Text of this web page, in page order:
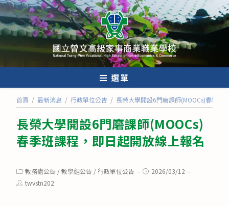
跳
轉
至
內
選單
首頁 / 最新消息 / 行政單位公告 / 長榮大學開設6門磨課師(MOOCs)春季班
長榮大學開設6門磨課師(MOOCs)
春季班課程，即日起開放線上報名
Post
category:
教務處公告 /教學組公告 /行政單位公告
Post2026/03/12
Posttwvstn202